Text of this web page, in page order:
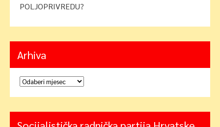
POLJOPRIVREDU?
Arhiva
Arhiva